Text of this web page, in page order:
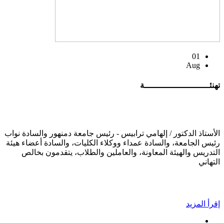
01
Aug
تهنئــــــــــــــــــــــــــة
الأستاذ الدكتور / إلهامي ترابيس - رئيس جامعة دمنهور والسادة نواب
رئيس الجامعة، والسادة عمداء ووكلاء الكليات، والسادة أعضاء هيئة
التدريس والهيئة المعاونة، والعاملين والطلاب، يتقدمون بخالص
التهاني
إقرأ المزيد